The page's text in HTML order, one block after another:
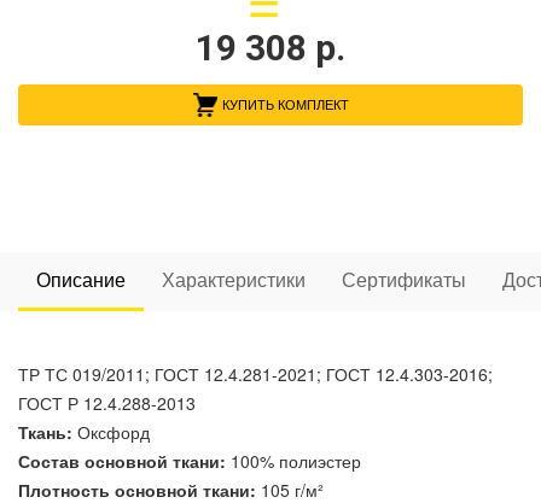
19 308 р.
КУПИТЬ КОМПЛЕКТ
Описание Характеристики Сертификаты
ТР ТС 019/2011; ГОСТ 12.4.281-2021; ГОСТ 12.4.303-2016;
ГОСТ Р 12.4.288-2013
Ткань: Оксфорд
Состав основной ткани: 100% полиэстер
Плотность основной ткани: 105 г/м²